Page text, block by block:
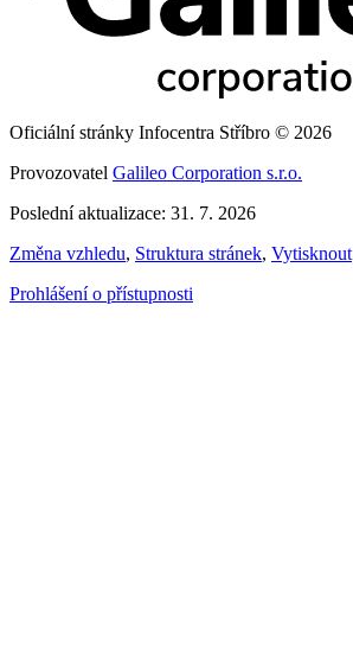
Oficiální stránky Infocentra Stříbro © 2026
Provozovatel Galileo Corporation s.r.o.
Poslední aktualizace: 31. 7. 2026
Změna vzhledu, Struktura stránek, Vytisknout
Prohlášení o přístupnosti